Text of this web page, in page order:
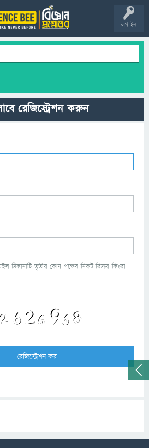
লগ ইন
রেজিস্ট্রেশন করুন
ঠিকানাটি তৃতীয় কোন পক্ষের নিকট বিক্রয় কিংবা